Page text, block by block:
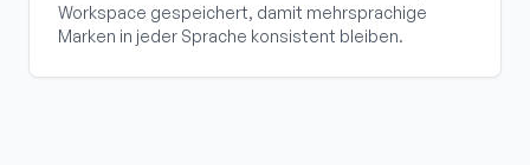
Workspace gespeichert, damit mehrsprachige
Marken in jeder Sprache konsistent bleiben.